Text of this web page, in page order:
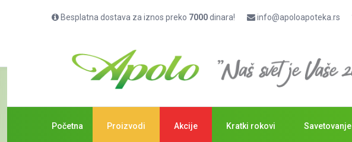
Besplatna dostava za iznos preko 7000dinara! info@apoloapoteka.rs
Početna Proizvodi Akcije Kratki rokovi Savetovanje